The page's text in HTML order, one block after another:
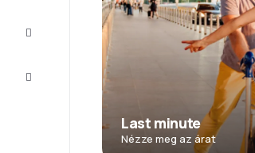
Ügyfélszolgálat
Last minute
Nézze meg az árat